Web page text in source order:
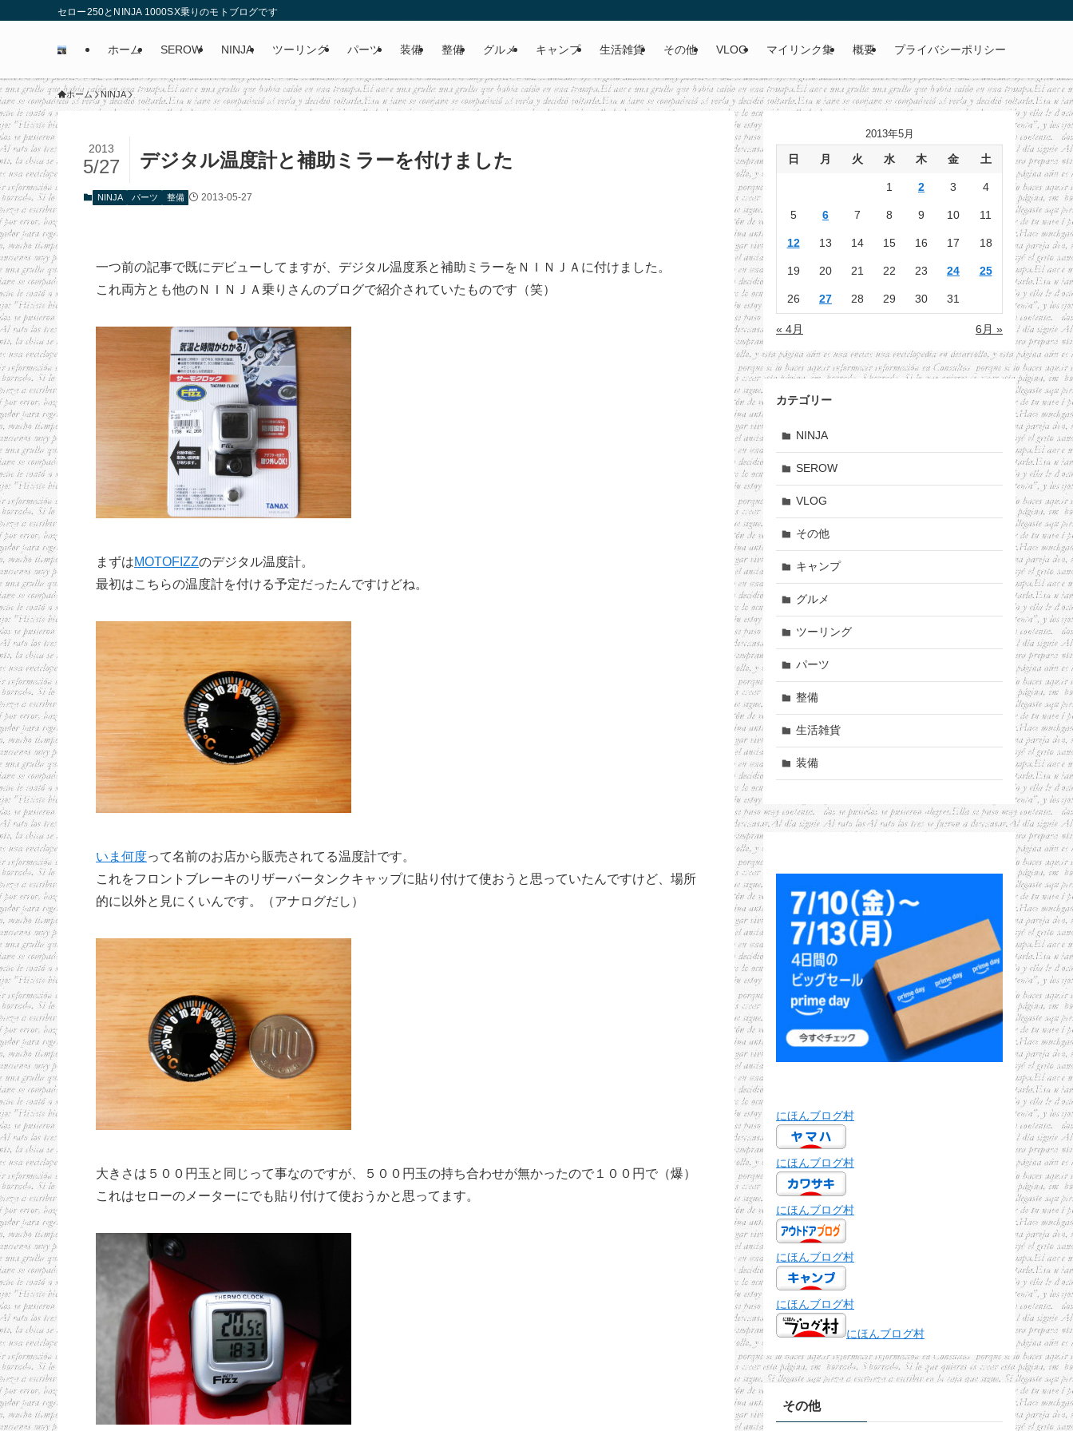
セロー250とNINJA 1000SX乗りのモトブログです
ホーム SEROW NINJA ツーリング パーツ 装備 整備 グルメ キャンプ 生活雑貨 その他 VLOG マイリンク集 概要 プライバシーポリシー
ホーム NINJA
デジタル温度計と補助ミラーを付けました
2013
5/27
NINJA パーツ 整備 2013-05-27
一つ前の記事で既にデビューしてますが、デジタル温度系と補助ミラーをＮＩＮＪＡに付けました。
これ両方とも他のＮＩＮＪＡ乗りさんのブログで紹介されていたものです（笑）
まずはMOTOFIZZのデジタル温度計。
最初はこちらの温度計を付ける予定だったんですけどね。
いま何度って名前のお店から販売されてる温度計です。
これをフロントブレーキのリザーバータンクキャップに貼り付けて使おうと思っていたんですけど、場所
的に以外と見にくいんです。（アナログだし）
大きさは５００円玉と同じって事なのですが、５００円玉の持ち合わせが無かったので１００円で（爆）
これはセローのメーターにでも貼り付けて使おうかと思ってます。
2013年5月
日 月 火 水 木 金 土
1 2 3 4
5 6 7 8 9 10 11
12 13 14 15 16 17 18
19 20 21 22 23 24 25
26 27 28 29 30 31
« 4月 6月 »
カテゴリー
NINJA
SEROW
VLOG
その他
キャンプ
グルメ
ツーリング
パーツ
整備
生活雑貨
装備
にほんブログ村
にほんブログ村
にほんブログ村
にほんブログ村
にほんブログ村
にほんブログ村
その他